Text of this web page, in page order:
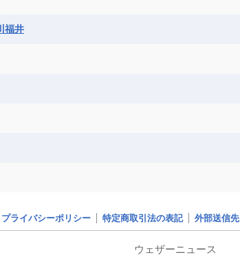
福井
プライバシーポリシー 特定商取引法の表記 外部送信先
ウェザーニュース